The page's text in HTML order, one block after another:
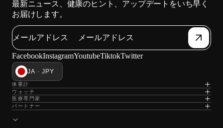
最新ニュース、健康のヒント、アップデートをいち早く
お届けします。
メールアドレス
FacebookInstagramYoutubeTiktokTwitter
JA · JPY
体重計
ウォッチ
医療専門家
パートナー